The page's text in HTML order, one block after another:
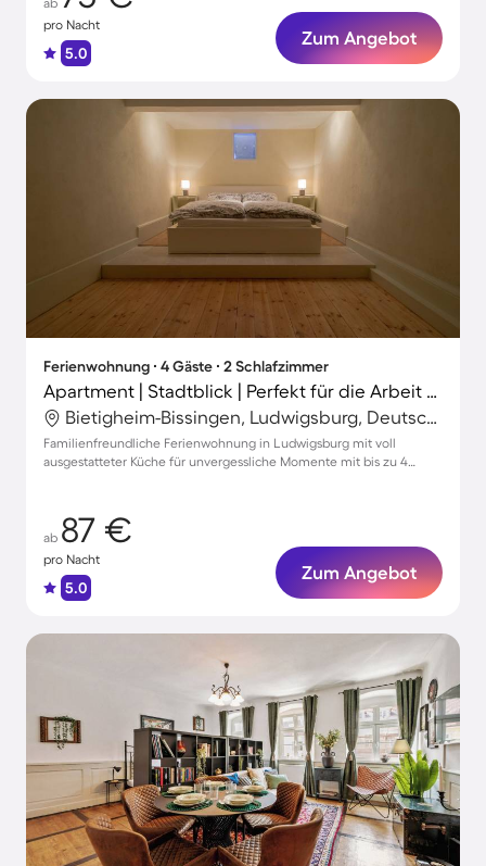
pro Nacht
5.0
Zum Angebot
Ferienwohnung ∙ 4 Gäste ∙ 2 Schlafzimmer
Apartment | Stadtblick | Perfekt für die Arbeit von Zuhause
Bietigheim-Bissingen, Ludwigsburg, Deutschland
Familienfreundliche Ferienwohnung in Ludwigsburg mit voll
ausgestatteter Küche für unvergessliche Momente mit bis zu 4
ab 87 €
pro Nacht
5.0
Zum Angebot